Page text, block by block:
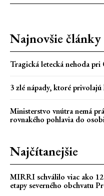
Najnovšie články
Tragická letecká nehoda
3 zlé nápady, ktoré privolajú
Ministerstvo vnútra nemá
rovnakého pohlavia do
Najčítanejšie
MIRRI schválilo viac ako
etapy severného obchvatu